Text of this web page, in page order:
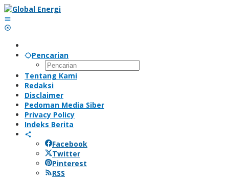
Lewati
ke
konten
Pencarian
Tentang Kami
Redaksi
Disclaimer
Pedoman Media Siber
Privacy Policy
Indeks Berita
Facebook
Twitter
Pinterest
RSS